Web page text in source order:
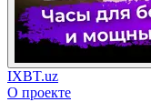
IXBT.uz
О проекте